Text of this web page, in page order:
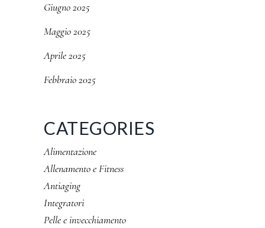
Giugno 2025
Maggio 2025
Aprile 2025
Febbraio 2025
CATEGORIES
Alimentazione
Allenamento e Fitness
Antiaging
Integratori
Pelle e invecchiamento